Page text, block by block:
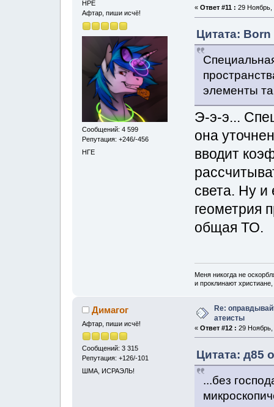
НРЕ
Афтар, пиши исчё!
Сообщений: 4 599
Репутация: +246/-456
НГЕ
« Ответ #11 : 29 Ноябрь,
Цитата:
элементы
Э-э-э...
она
вводит
света. Ну и
геометрия
общая ТО.
Меня никогда не
и проклинают
Димагог
Афтар, пиши исчё!
Сообщений: 3 315
Репутация: +126/-101
ШМА, ИСРАЭЛЬ!
Re:
атеисты
« Ответ #12 : 29 Ноябрь,
Цитата: д85
...без